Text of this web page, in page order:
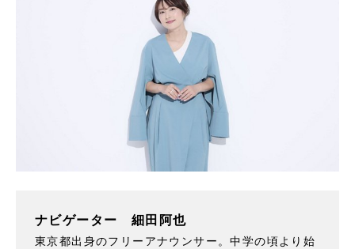
ナビゲーター 細田阿也
東京都出身のフリーアナウンサー。中学の頃より始